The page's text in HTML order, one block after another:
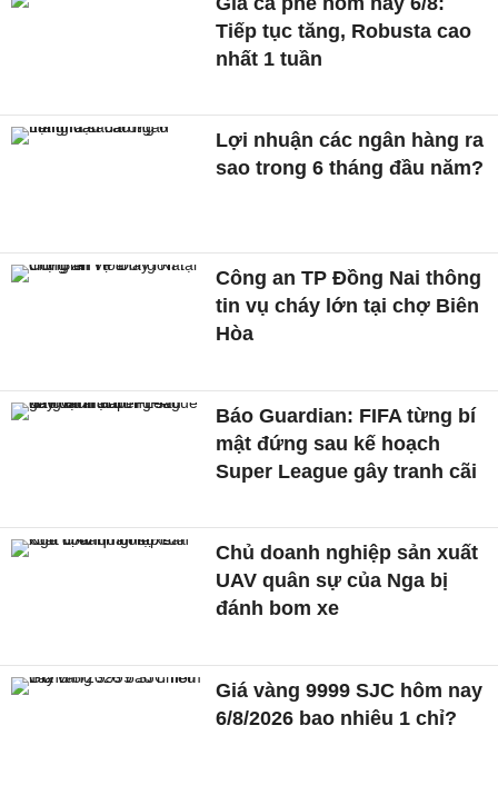
Tiếp tục tăng, Robusta cao
nhất 1 tuần
Lợi nhuận các ngân hàng ra
sao trong 6 tháng đầu năm?
Công an TP Đồng Nai thông
tin vụ cháy lớn tại chợ Biên
Hòa
Báo Guardian: FIFA từng bí
mật đứng sau kế hoạch
Super League gây tranh cãi
Chủ doanh nghiệp sản xuất
UAV quân sự của Nga bị
đánh bom xe
Giá vàng 9999 SJC hôm nay
6/8/2026 bao nhiêu 1 chỉ?